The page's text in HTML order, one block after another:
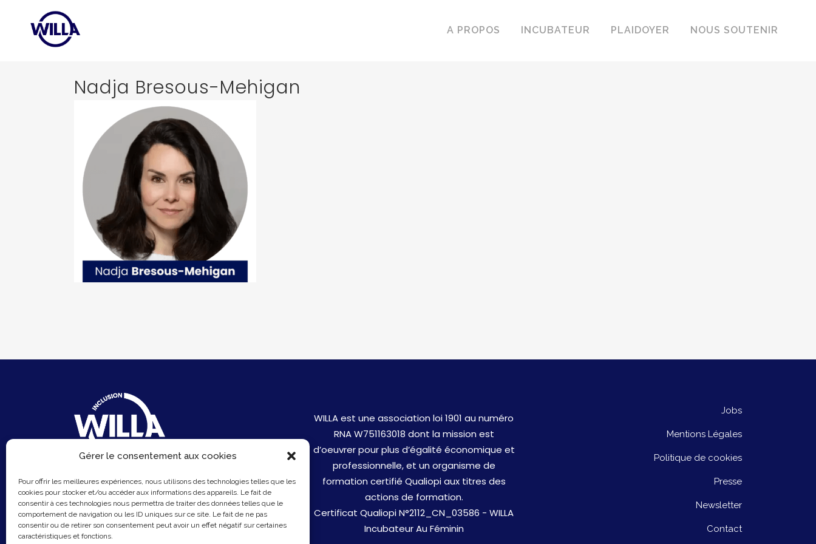
Gérer le consentement aux cookies
Pour offrir les meilleures expériences, nous utilisons des technologies telles que les
cookies pour stocker et/ou accéder aux informations des appareils. Le fait de
consentir à ces technologies nous permettra de traiter des données telles que le
comportement de navigation ou les ID uniques sur ce site. Le fait de ne pas
consentir ou de retirer son consentement peut avoir un effet négatif sur certaines
caractéristiques et fonctions.
A PROPOS INCUBATEUR PLAIDOYER NOUS SOUTENIR
Nadja Bresous-Mehigan
6 Rue du Sentier
75002 Paris
Email :contact@hellowilla.co
WILLA est une association loi 1901 au numéro
RNA W751163018 dont la mission est
d’oeuvrer pour plus d’égalité économique et
professionnelle, et un organisme de
formation certifié Qualiopi aux titres des
actions de formation.
Certificat Qualiopi N°2112_CN_03586 - WILLA
Incubateur Au Féminin
Jobs
Mentions Légales
Politique de cookies
Presse
Newsletter
Contact